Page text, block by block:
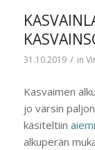
31.10.2019 / in
Kasvaimen
jo varsin
käsiteltiin
alkuperän